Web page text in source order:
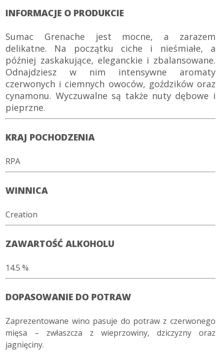
INFORMACJE O PRODUKCIE
Sumac Grenache jest mocne, a zarazem
delikatne. Na początku ciche i nieśmiałe, a
później zaskakujące, eleganckie i zbalansowane.
Odnajdziesz w nim intensywne aromaty
czerwonych i ciemnych owoców, goździków oraz
cynamonu. Wyczuwalne są także nuty dębowe i
pieprzne.
KRAJ POCHODZENIA
RPA
WINNICA
Creation
ZAWARTOŚĆ ALKOHOLU
14.5 %
DOPASOWANIE DO POTRAW
Zaprezentowane wino pasuje do potraw z czerwonego
mięsa – zwłaszcza z wieprzowiny, dziczyzny oraz
jagnięciny.